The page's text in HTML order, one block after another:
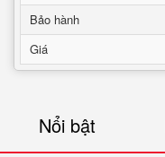
Bảo hành
Giá
Nổi bật